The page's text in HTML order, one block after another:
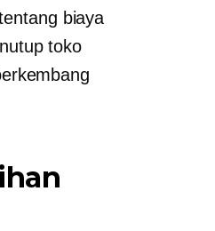
biaya
toko